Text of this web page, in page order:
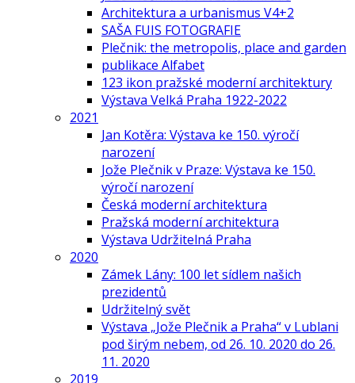
Architektura a urbanismus V4+2
SAŠA FUIS FOTOGRAFIE
Plečnik: the metropolis, place and garden
publikace Alfabet
123 ikon pražské moderní architektury
Výstava Velká Praha 1922-2022
2021
Jan Kotěra: Výstava ke 150. výročí
narození
Jože Plečnik v Praze: Výstava ke 150.
výročí narození
Česká moderní architektura
Pražská moderní architektura
Výstava Udržitelná Praha
2020
Zámek Lány: 100 let sídlem našich
prezidentů
Udržitelný svět
Výstava „Jože Plečnik a Praha“ v Lublani
pod širým nebem, od 26. 10. 2020 do 26.
11. 2020
2019